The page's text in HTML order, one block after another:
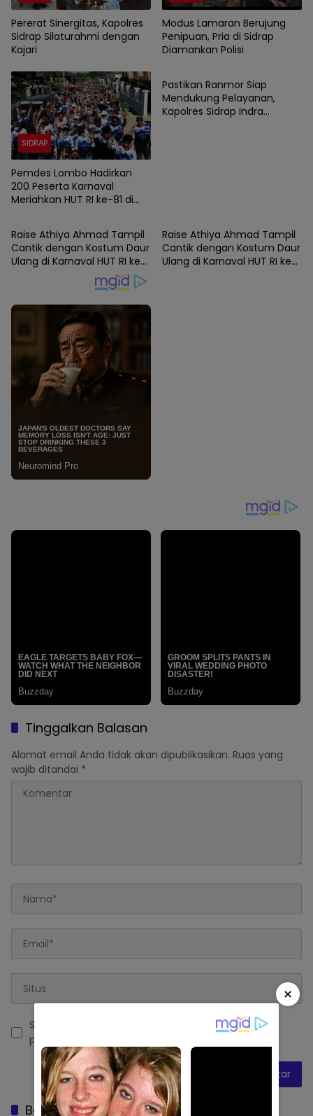
Pererat Sinergitas, Kapolres
Sidrap Silaturahmi dengan
Kajari
Modus Lamaran Berujung
Penipuan, Pria di Sidrap
Diamankan Polisi
SIDRAP
Pemdes Lombo Hadirkan
200 Peserta Karnaval
Meriahkan HUT RI ke-81 di
SIDRAP
Pastikan Ranmor Siap
Mendukung Pelayanan,
Kapolres Sidrap Indra
SIDRAP
Raise Athiya Ahmad Tampil
Cantik dengan Kostum Daur
Ulang di Karnaval HUT RI ke-
Raise Athiya Ahmad Tampil
Cantik dengan Kostum Daur
Ulang di Karnaval HUT RI ke-
Tinggalkan Balasan
Alamat email Anda tidak akan dipublikasikan. Ruas yang
wajib ditandai *
Simpan nama, email, dan situs web saya pada
peramban ini untuk komentar saya berikutnya.
Baca Juga
×